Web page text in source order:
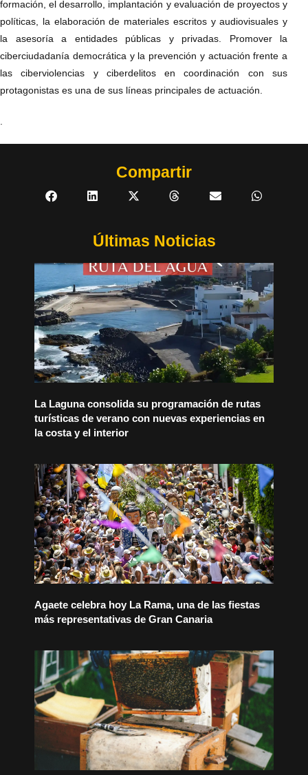
formación, el desarrollo, implantación y evaluación de proyectos y
políticas, la elaboración de materiales escritos y audiovisuales y
la asesoría a entidades públicas y privadas. Promover la
ciberciudadanía democrática y la prevención y actuación frente a
las ciberviolencias y ciberdelitos en coordinación con sus
protagonistas es una de sus líneas principales de actuación.
Compartir
Últimas Noticias
La Laguna consolida su programación de rutas
turísticas de verano con nuevas experiencias en
la costa y el interior
Agaete celebra hoy La Rama, una de las fiestas
más representativas de Gran Canaria